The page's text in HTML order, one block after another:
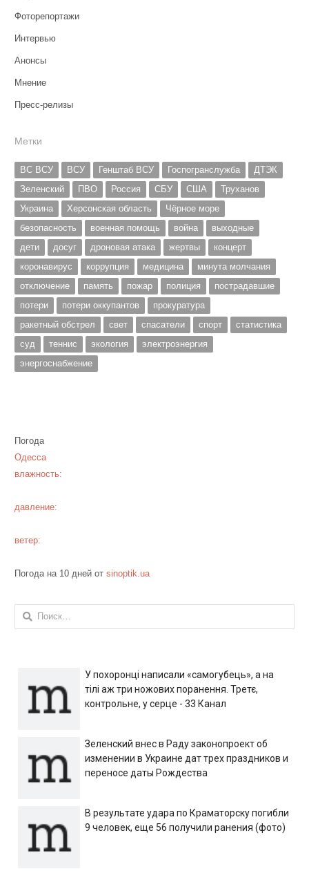
Фоторепортажи
Интервью
Анонсы
Мнение
Пресс-релизы
Метки
ВС ВСУ ВСУ Генштаб ВСУ Госпогранслужба
ДТЭК
Зеленский
ПВО Россия СБУ США
Труханов
Украина
Херсонская область
Чёрное море
безопасность
военная помощь война
выходные
дети
досуг дроновая атака жертвы
концерт
коронавирус
коррупция медицина
минута молчания
отключение
память пожар полиция
пострадавшие
потери
потери оккупантов
прокуратура
ракетный обстрел
свет спасатели спорт
статистика
суд
теннис экология
электроэнергия
энергоснабжение
Погода
Одесса
влажность:
давление:
ветер:
Погода на 10 дней от sinoptik.ua
Найти:
У похоронці написали «самогубець», а на
тілі аж три ножових поранення. Третє,
контрольне, у серце - 33 Канал
Зеленский внес в Раду законопроект об
изменении в Украине дат трех праздников и
переносе даты Рождества
В результате удара по Краматорску погибли
9 человек, еще 56 получили ранения (фото)